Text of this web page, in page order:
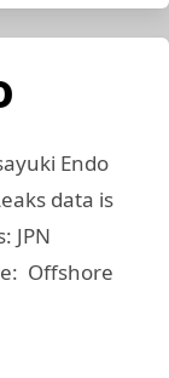
Endo
data is
JPN
Offshore